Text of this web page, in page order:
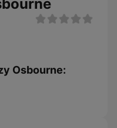
Osbourne: